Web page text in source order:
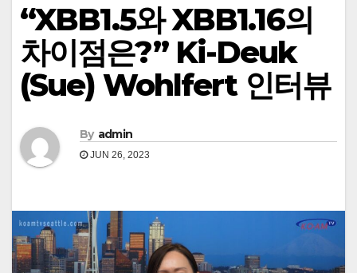
“XBB1.5와 XBB1.16의
차이점은?” Ki-Deuk
(Sue) Wohlfert 인터뷰
By admin
JUN 26, 2023